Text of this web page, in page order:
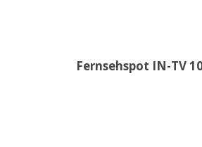
Fernsehspot IN-TV